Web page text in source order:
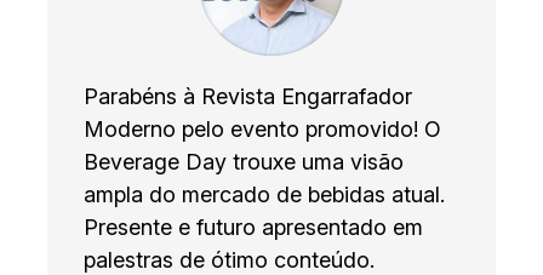
Parabéns à Revista Engarrafador
Moderno pelo evento promovido! O
Beverage Day trouxe uma visão
ampla do mercado de bebidas atual.
Presente e futuro apresentado em
palestras de ótimo conteúdo.